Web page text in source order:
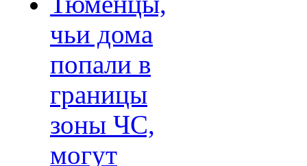
чьи дома
попали в
границы
зоны ЧС,
могут